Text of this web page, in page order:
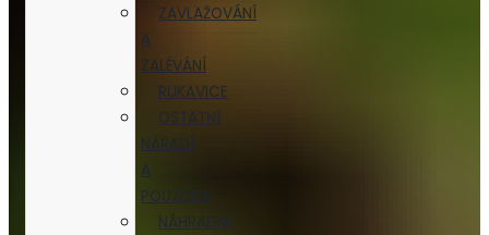
ZAVLAŽOVÁNÍ
A
ZALÉVÁNÍ
RUKAVICE
OSTATNÍ
NÁŘADÍ
A
POUZDRA
NÁHRADNÍ